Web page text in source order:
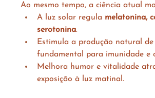
Ao mesmo tempo, a ciência atual
A luz solar regula melatonina,
serotonina.
Estimula a produção natural
fundamental para imunidade e
Melhora humor e vitalidade
exposição à luz matinal.